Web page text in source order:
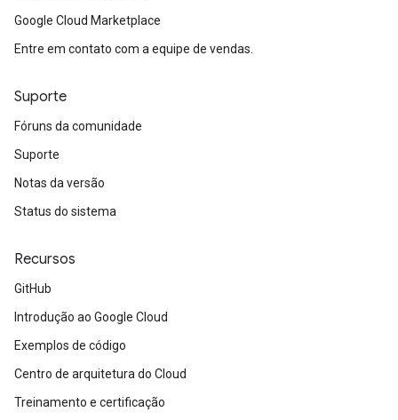
Google Cloud Marketplace
Entre em contato com a equipe de vendas.
Suporte
Fóruns da comunidade
Suporte
Notas da versão
Status do sistema
Recursos
GitHub
Introdução ao Google Cloud
Exemplos de código
Centro de arquitetura do Cloud
Treinamento e certificação